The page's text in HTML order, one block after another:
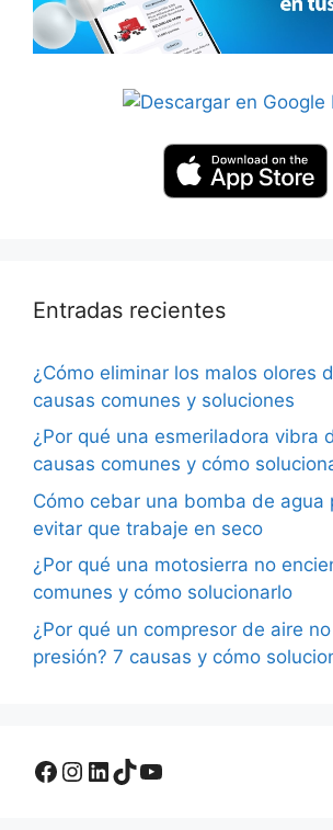
Entradas recientes
¿Cómo eliminar los malos olores
causas comunes y soluciones
¿Por qué una esmeriladora vibra
causas comunes y cómo
Cómo cebar una bomba de agua
evitar que trabaje en seco
¿Por qué una motosierra no
comunes y cómo solucionarlo
¿Por qué un compresor de aire
presión? 7 causas y cómo
Facebook
Instagram
LinkedIn
TikTok
YouTube